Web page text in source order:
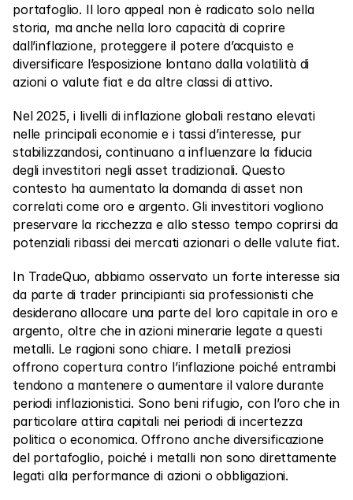
Affiliato
portafoglio. Il loro appeal non è radicato solo nella
storia, ma anche nella loro capacità di coprire
dall’inflazione, proteggere il potere d’acquisto e
diversificare l’esposizione lontano dalla volatilità di
azioni o valute fiat e da altre classi di attivo.
Nel 2025, i livelli di inflazione globali restano elevati
nelle principali economie e i tassi d’interesse, pur
stabilizzandosi, continuano a influenzare la fiducia
degli investitori negli asset tradizionali. Questo
contesto ha aumentato la domanda di asset non
correlati come oro e argento. Gli investitori vogliono
preservare la ricchezza e allo stesso tempo coprirsi da
potenziali ribassi dei mercati azionari o delle valute fiat.
In TradeQuo, abbiamo osservato un forte interesse sia
da parte di trader principianti sia professionisti che
desiderano allocare una parte del loro capitale in oro e
argento, oltre che in azioni minerarie legate a questi
metalli. Le ragioni sono chiare. I metalli preziosi
offrono copertura contro l’inflazione poiché entrambi
tendono a mantenere o aumentare il valore durante
periodi inflazionistici. Sono beni rifugio, con l’oro che in
particolare attira capitali nei periodi di incertezza
politica o economica. Offrono anche diversificazione
del portafoglio, poiché i metalli non sono direttamente
legati alla performance di azioni o obbligazioni.